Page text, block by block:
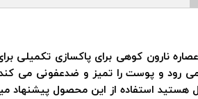
نارون کوهی برای پاکسازی
می رود و پوست را تمیز و ضدعفونی می
هستید استفاده از این محصول پیشنهاد